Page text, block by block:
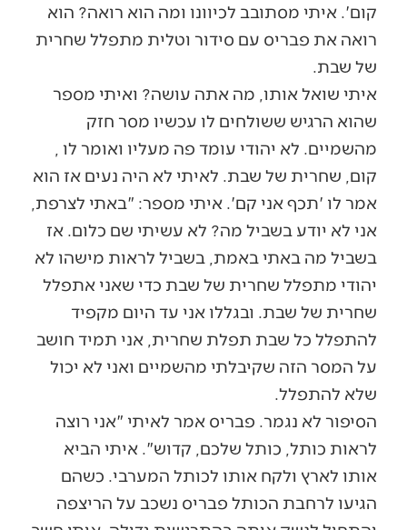
קום'. איתי מסתובב לכיוונו ומה הוא רואה? הוא
רואה את פבריס עם סידור וטלית מתפלל שחרית
של שבת.
איתי שואל אותו, מה אתה עושה? ואיתי מספר
שהוא הרגיש ששולחים לו עכשיו מסר חזק
מהשמיים. לא יהודי עומד פה מעליו ואומר לו ,
קום, שחרית של שבת. לאיתי לא היה נעים אז הוא
אמר לו 'תכף אני קם'. איתי מספר: "באתי לצרפת,
אני לא יודע בשביל מה? לא עשיתי שם כלום. אז
בשביל מה באתי באמת, בשביל לראות מישהו לא
יהודי מתפלל שחרית של שבת כדי שאני אתפלל
שחרית של שבת. ובגללו אני עד היום מקפיד
להתפלל כל שבת תפלת שחרית, אני תמיד חושב
על המסר הזה שקיבלתי מהשמיים ואני לא יכול
שלא להתפלל.
הסיפור לא נגמר. פבריס אמר לאיתי "אני רוצה
לראות כותל, כותל שלכם, קדוש". איתי הביא
אותו לארץ ולקח אותו לכותל המערבי. כשהם
הגיעו לרחבת הכותל פבריס נשכב על הריצפה